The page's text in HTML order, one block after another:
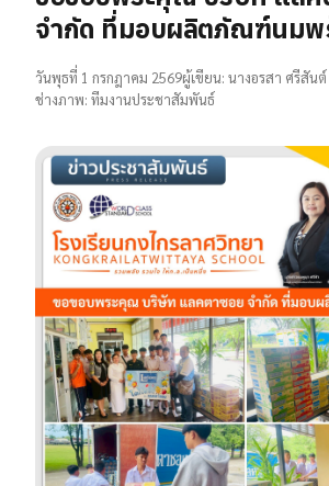
จำกัด ที่มอบผลิตภัณฑ์นม
วันพุธที่ 1 กรกฎาคม 2569ผู้เขียน: นางอรสา ศรีสันต์
ช่างภาพ: ทีมงานประชาสัมพันธ์